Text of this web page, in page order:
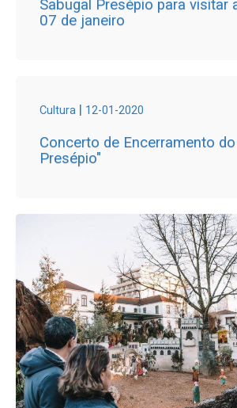
Sabugal Presépio para visitar
07 de janeiro
Cultura | 12-01-2020
Concerto de Encerramento do
Presépio"